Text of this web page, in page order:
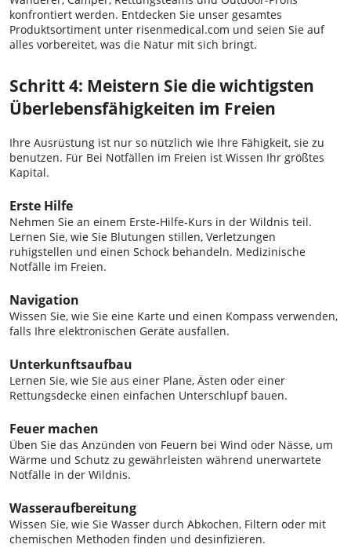
konfrontiert werden. Entdecken Sie unser gesamtes
Produktsortiment unter risenmedical.com und seien Sie auf
alles vorbereitet, was die Natur mit sich bringt.
Schritt 4: Meistern Sie die wichtigsten
Überlebensfähigkeiten im Freien
Ihre Ausrüstung ist nur so nützlich wie Ihre Fähigkeit, sie zu
benutzen. Für Bei Notfällen im Freien ist Wissen Ihr größtes
Kapital.
Erste Hilfe
Nehmen Sie an einem Erste-Hilfe-Kurs in der Wildnis teil.
Lernen Sie, wie Sie Blutungen stillen, Verletzungen
ruhigstellen und einen Schock behandeln. Medizinische
Notfälle im Freien.
Navigation
Wissen Sie, wie Sie eine Karte und einen Kompass verwenden,
falls Ihre elektronischen Geräte ausfallen.
Unterkunftsaufbau
Lernen Sie, wie Sie aus einer Plane, Ästen oder einer
Rettungsdecke einen einfachen Unterschlupf bauen.
Feuer machen
Üben Sie das Anzünden von Feuern bei Wind oder Nässe, um
Wärme und Schutz zu gewährleisten während unerwartete
Notfälle in der Wildnis.
Wasseraufbereitung
Wissen Sie, wie Sie Wasser durch Abkochen, Filtern oder mit
chemischen Methoden finden und desinfizieren.